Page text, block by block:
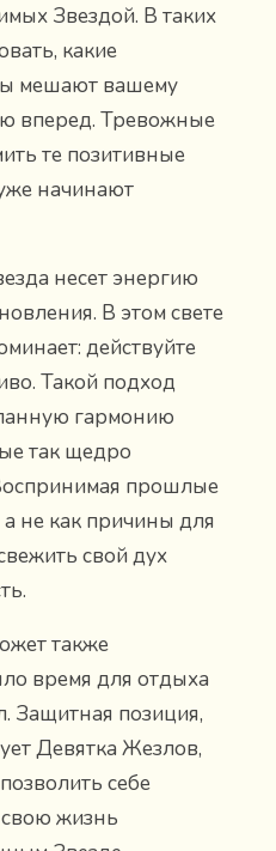
Звездой. В таких
какие
мешают вашему
вперед. Тревожные
те позитивные
начинают
несет энергию
В этом свете
действуйте
Такой подход
гармонию
так щедро
прошлые
не как причины для
свой дух
также
время для отдыха
Защитная позиция,
Девятка Жезлов,
себе
свою жизнь